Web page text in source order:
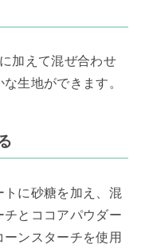
加えて混ぜ合わせ
生地ができます。
に砂糖を加え、混
とココアパウダー
ンスターチを使用